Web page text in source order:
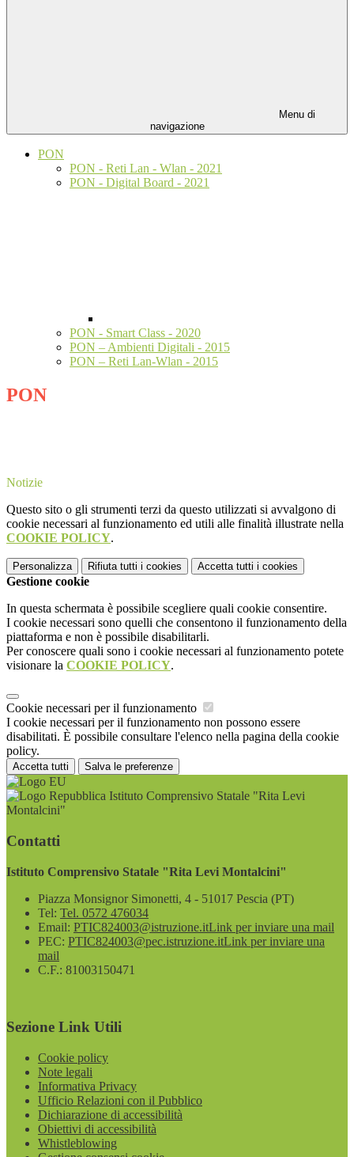
Menu di
navigazione
PON
PON - Reti Lan - Wlan - 2021
PON - Digital Board - 2021
PON - Smart Class - 2020
PON – Ambienti Digitali - 2015
PON – Reti Lan-Wlan - 2015
PON
Notizie
Questo sito o gli strumenti terzi da questo utilizzati si avvalgono di
cookie necessari al funzionamento ed utili alle finalità illustrate nella
COOKIE POLICY.
Personalizza Rifiuta tutti i cookies Accetta tutti i cookies
Gestione cookie
In questa schermata è possibile scegliere quali cookie consentire.
I cookie necessari sono quelli che consentono il funzionamento della
piattaforma e non è possibile disabilitarli.
Per conoscere quali sono i cookie necessari al funzionamento potete
visionare la COOKIE POLICY.
Cookie necessari per il funzionamento
I cookie necessari per il funzionamento non possono essere
disabilitati. È possibile consultare l'elenco nella pagina della cookie
policy.
Accetta tutti Salva le preferenze
Istituto Comprensivo Statale "Rita Levi
Montalcini"
Contatti
Istituto Comprensivo Statale "Rita Levi Montalcini"
Piazza Monsignor Simonetti, 4 - 51017 Pescia (PT)
Tel: Tel. 0572 476034
Email: PTIC824003@istruzione.itLink per inviare una mail
PEC: PTIC824003@pec.istruzione.itLink per inviare una
mail
C.F.: 81003150471
Sezione Link Utili
Cookie policy
Note legali
Informativa Privacy
Ufficio Relazioni con il Pubblico
Dichiarazione di accessibilità
Obiettivi di accessibilità
Whistleblowing